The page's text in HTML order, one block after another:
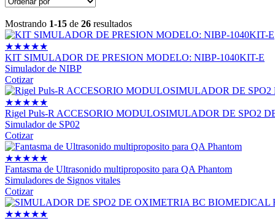
Mostrando 1-15 de 26 resultados
★★★★★
KIT SIMULADOR DE PRESION MODELO: NIBP-1040KIT-E
Simulador de NIBP
Cotizar
★★★★★
Rigel Puls-R ACCESORIO MODULOSIMULADOR DE SPO2
Simulador de SP02
Cotizar
★★★★★
Fantasma de Ultrasonido multiproposito para QA Phantom
Simuladores de Signos vitales
Cotizar
★★★★★